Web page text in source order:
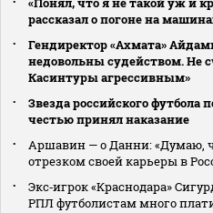
рассказал о погоне на
Гендиректор «Ахмата»
недовольны судейством. Не
Касинтуры агрессивным»
Звезда российского футбола
честью принял наказание
Аршавин — о Данни: «Думаю,
отрезком своей карьеры в
Экс‑игрок «Краснодара»
РПЛ футболистам много